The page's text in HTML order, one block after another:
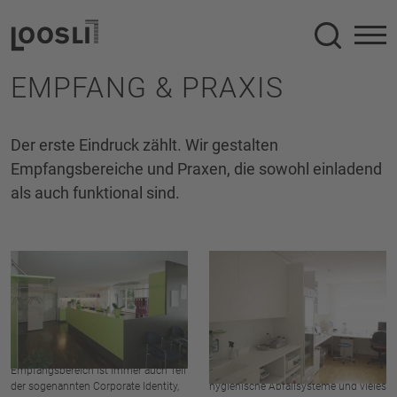
Suche
EMPFANG & PRAXIS
Der erste Eindruck zählt. Wir gestalten
Empfangsbereiche und Praxen, die sowohl einladend
als auch funktional sind.
Ob Korpus, praktische Schubladen,
zusätzliche Ablageflächen oder
ergonomische Stehtische – durch
individuelles Planen und Umsetzen
sind Ihrer Kreativität bei Loosli keine
Empfangsbereich ist immer auch Teil
der sogenannten Corporate Identity,
Laboreinrichtung. Fugenlose
Abdeckungen mit Waschbecken in
Corian, Medikamentenschränke,
hygienische Abfallsysteme und vieles